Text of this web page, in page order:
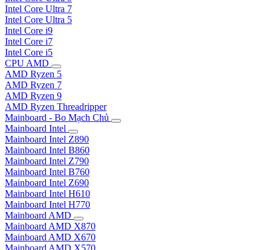
Intel Core Ultra 7
Intel Core Ultra 5
Intel Core i9
Intel Core i7
Intel Core i5
CPU AMD
AMD Ryzen 5
AMD Ryzen 7
AMD Ryzen 9
AMD Ryzen Threadripper
Mainboard - Bo Mạch Chủ
Mainboard Intel
Mainboard Intel Z890
Mainboard Intel B860
Mainboard Intel Z790
Mainboard Intel B760
Mainboard Intel Z690
Mainboard Intel H610
Mainboard Intel H770
Mainboard AMD
Mainboard AMD X870
Mainboard AMD X670